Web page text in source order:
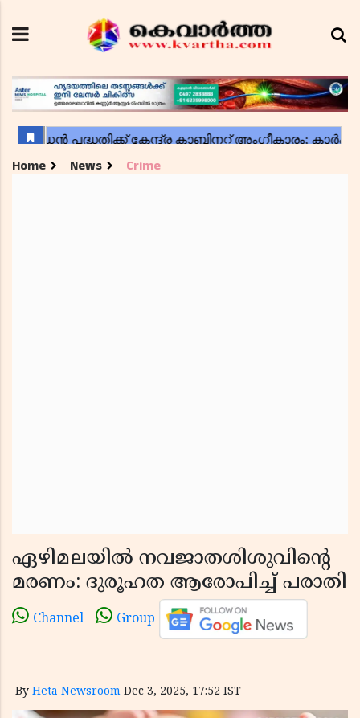
Home News Crime
ഏഴിമലയിൽ നവജാതശിശുവിന്റെ
മരണം: ദുരൂഹത ആരോപിച്ച് പരാതി
Channel Group
By Heta Newsroom Dec 3, 2025, 17:52 IST